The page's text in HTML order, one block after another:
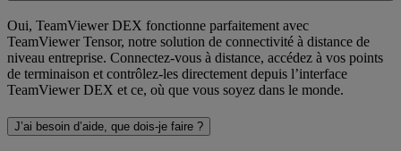
Oui, TeamViewer DEX fonctionne parfaitement avec
TeamViewer Tensor, notre solution de connectivité à distance de
niveau entreprise. Connectez-vous à distance, accédez à vos points
de terminaison et contrôlez-les directement depuis l’interface
TeamViewer DEX et ce, où que vous soyez dans le monde.
J’ai besoin d’aide, que dois-je faire ?